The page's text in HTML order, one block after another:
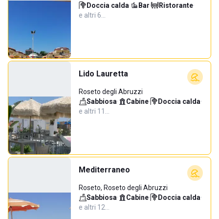
Doccia calda· Bar· Ristorante·
e altri 6…
Lido Lauretta
Roseto degli Abruzzi
Sabbiosa· Cabine· Doccia calda·
e altri 11…
Mediterraneo
Roseto, Roseto degli Abruzzi
Sabbiosa· Cabine· Doccia calda·
e altri 12…